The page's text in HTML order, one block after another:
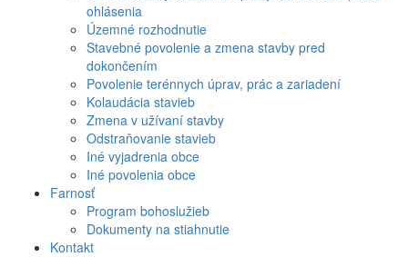
ohlásenia
Územné rozhodnutie
Stavebné povolenie a zmena stavby pred
dokončením
Povolenie terénnych úprav, prác a zariadení
Kolaudácia stavieb
Zmena v užívaní stavby
Odstraňovanie stavieb
Iné vyjadrenia obce
Iné povolenia obce
Farnosť
Program bohoslužieb
Dokumenty na stiahnutie
Kontakt